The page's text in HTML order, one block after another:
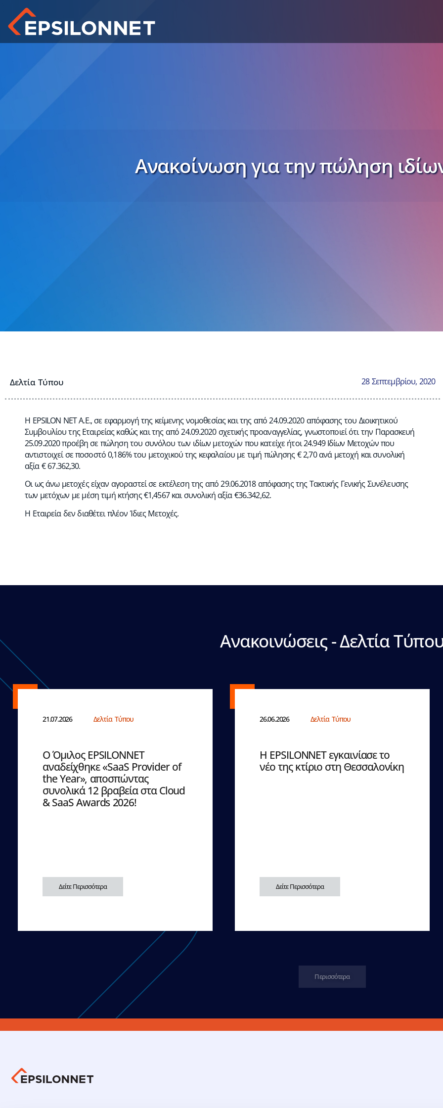
Ανακοίνωση για την πώληση
Δελτία Τύπου 28 Σεπτεμβρίου, 2020
Η EPSILON NET Α.Ε., σε εφαρμογή της κείμενης νομοθεσίας και της από 24.09.2020 απόφασης του Διοικητικού
Συμβουλίου της Εταιρείας καθώς και της από 24.09.2020 σχετικής προαναγγελίας, γνωστοποιεί ότι την Παρασκευή
25.09.2020 προέβη σε πώληση του συνόλου των ιδίων μετοχών που κατείχε ήτοι 24.949 Ιδίων Μετοχών που
αντιστοιχεί σε ποσοστό 0,186% του μετοχικού της κεφαλαίου με τιμή πώλησης € 2,70 ανά μετοχή και συνολική
αξία € 67.362,30.
Οι ως άνω μετοχές είχαν αγοραστεί σε εκτέλεση της από 29.06.2018 απόφασης της Τακτικής Γενικής Συνέλευσης
των μετόχων με μέση τιμή κτήσης €1,4567 και συνολική αξία €36.342,62.
Η Εταιρεία δεν διαθέτει πλέον Ίδιες Μετοχές.
Ανακοινώσεις - Δελτία
21.07.2026 Δελτία Τύπου
Ο Όμιλος EPSILONNET
αναδείχθηκε «SaaS Provider of
the Year», αποσπώντας
συνολικά 12 βραβεία στα Cloud
& SaaS Awards 2026!
Δείτε Περισσότερα
26.06.2026 Δελτία Τύπου
Η EPSILONNET εγκαινίασε το
νέο της κτίριο στη Θεσσαλονίκη
Δείτε Περισσότερα
Περισσότερα